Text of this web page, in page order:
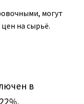
могут
на сырьё.
в